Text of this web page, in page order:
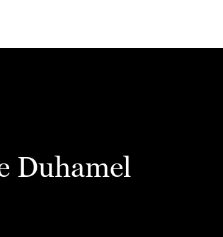
Duhamel